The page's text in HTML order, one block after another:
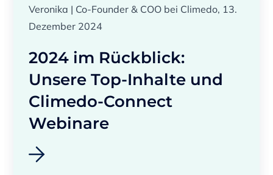
Veronika | Co-Founder & COO bei Climedo, 13.
Dezember 2024
2024 im Rückblick:
Unsere Top-Inhalte und
Climedo-Connect
Webinare